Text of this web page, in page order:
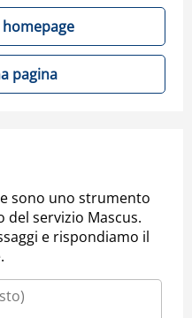
pagina
sono uno strumento
servizio Mascus.
e rispondiamo il